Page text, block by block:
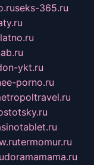
seks-365.ru
ykt.ru
porno.ru
termomur.ru
doramamama.ru